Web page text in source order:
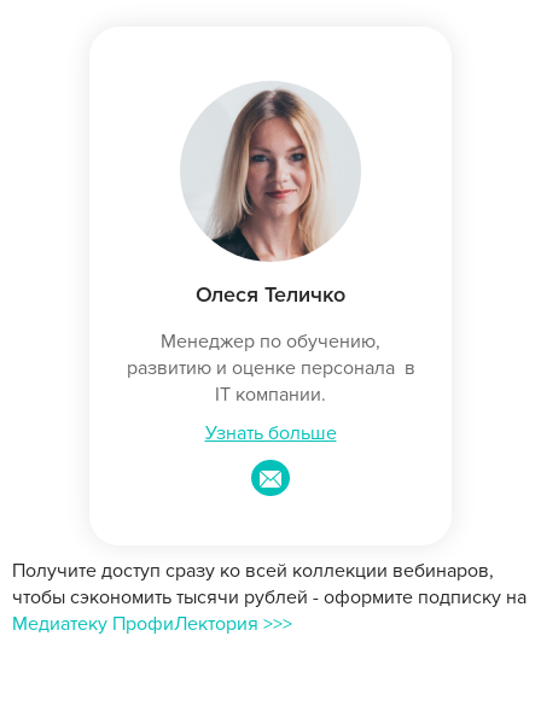
Олеся Теличко
Менеджер по обучению,
развитию и оценке персонала в
IT компании.
Узнать больше
Получите доступ сразу ко всей коллекции вебинаров,
чтобы сэкономить тысячи рублей - оформите подписку на
Медиатеку ПрофиЛектория >>>